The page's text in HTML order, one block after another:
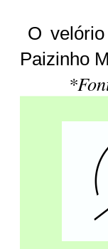
O
Paizinho